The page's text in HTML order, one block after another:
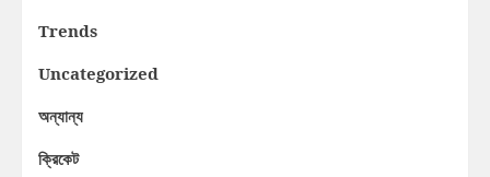
Trends
Uncategorized
অন্যান্য
ক্রিকেট